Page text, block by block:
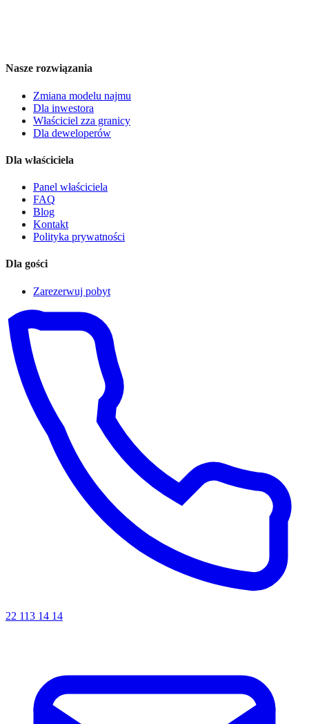
Nasze rozwiązania
Zmiana modelu najmu
Dla inwestora
Właściciel zza granicy
Dla deweloperów
Dla właściciela
Panel właściciela
FAQ
Blog
Kontakt
Polityka prywatności
Dla gości
Zarezerwuj pobyt
22 113 14 14